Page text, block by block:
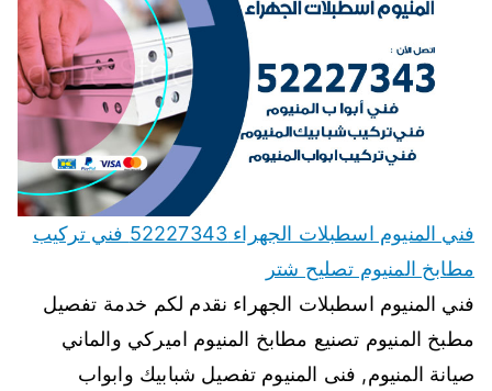
فني المنيوم اسطبلات الجهراء 52227343 فني تركيب
مطابخ المنيوم تصليح شتر
فني المنيوم اسطبلات الجهراء نقدم لكم خدمة تفصيل
مطبخ المنيوم تصنيع مطابخ المنيوم اميركي والماني
صيانة المنيوم, فنى المنيوم تفصيل شبابيك وابواب